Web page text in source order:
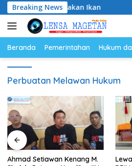
Langsung
ke
konten
Breaking News
Gemar Makan Ikan
Beranda Pemerintahan Hukum
Perbuatan Melawan Hukum
Ahmad Setiawan Kenang M.